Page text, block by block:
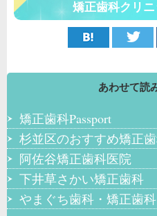
矯正歯科クリ
あわせて読
矯正歯科Passport
杉並区のおすすめ矯正
阿佐谷矯正歯科医院
下井草さかい矯正歯科
やまぐち歯科・矯正歯科